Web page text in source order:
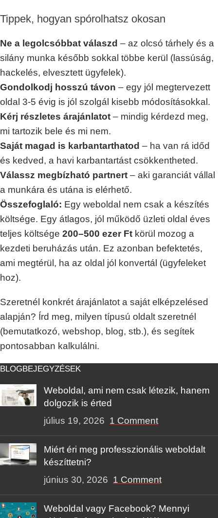
Tippek, hogyan spórolhatsz okosan
Ne a legolcsóbbat válaszd – az olcsó tárhely és a
silány munka később sokkal többe kerül (lassúság,
hackelés, elvesztett ügyfelek).
Gondolkodj hosszú távon – egy jól megtervezett
oldal 3-5 évig is jól szolgál kisebb módosításokkal.
Kérj részletes árajánlatot – mindig kérdezd meg,
mi tartozik bele és mi nem.
Saját magad is karbantarthatod – ha van rá időd
és kedved, a havi karbantartást csökkentheted.
Válassz megbízható partnert – aki garanciát vállal
a munkára és utána is elérhető.
Összefoglaló: Egy weboldal nem csak a készítés
költsége. Egy átlagos, jól működő üzleti oldal éves
teljes költsége 200–500 ezer Ft körül mozog a
kezdeti beruházás után. Ez azonban befektetés,
ami megtérül, ha az oldal jól konvertál (ügyfeleket
hoz).
Szeretnél konkrét árajánlatot a saját elképzelésed
alapján? Írd meg, milyen típusú oldalt szeretnél
(bemutatkozó, webshop, blog, stb.), és segítek
pontosabban kalkulálni.
BLOGBEJEGYZÉSEK
Weboldal, ami nem csak létezik, hanem
dolgozik is érted
július 19, 2026 1 Comment
Miért éri meg professzionális weboldalt
készíttetni?
június 30, 2026 1 Comment
Weboldal vagy Facebook? Mennyi